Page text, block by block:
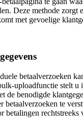
Deze methode zorgt
met gevoelige
betaalverzoeken
uploadfunctie stelt u
de benodigde
betaalverzoeken te
betalingen rechtstreeks